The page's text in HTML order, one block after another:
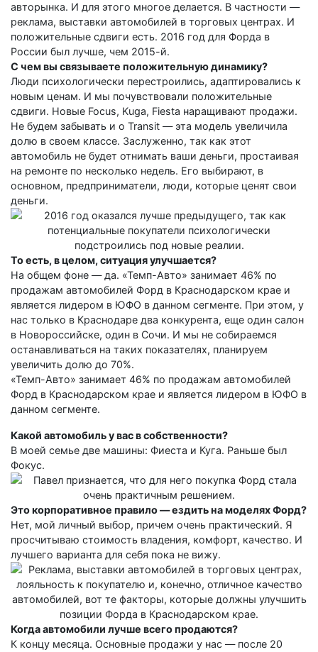
авторынка. И для этого многое делается. В частности —
реклама, выставки автомобилей в торговых центрах. И
положительные сдвиги есть. 2016 год для Форда в
России был лучше, чем 2015-й.
С чем вы связываете положительную динамику?
Люди психологически перестроились, адаптировались к
новым ценам. И мы почувствовали положительные
сдвиги. Новые Focus, Kuga, Fiesta наращивают продажи.
Не будем забывать и о Transit — эта модель увеличила
долю в своем классе. Заслуженно, так как этот
автомобиль не будет отнимать ваши деньги, простаивая
на ремонте по несколько недель. Его выбирают, в
основном, предприниматели, люди, которые ценят свои
деньги.
То есть, в целом, ситуация улучшается?
На общем фоне — да. «Темп-Авто» занимает 46% по
продажам автомобилей Форд в Краснодарском крае и
является лидером в ЮФО в данном сегменте. При этом, у
нас только в Краснодаре два конкурента, еще один салон
в Новороссийске, один в Сочи. И мы не собираемся
останавливаться на таких показателях, планируем
увеличить долю до 70%.
«Темп-Авто» занимает 46% по продажам автомобилей
Форд в Краснодарском крае и является лидером в ЮФО в
данном сегменте.
Какой автомобиль у вас в собственности?
В моей семье две машины: Фиеста и Куга. Раньше был
Фокус.
Это корпоративное правило — ездить на моделях Форд?
Нет, мой личный выбор, причем очень практический. Я
просчитываю стоимость владения, комфорт, качество. И
лучшего варианта для себя пока не вижу.
Когда автомобили лучше всего продаются?
К концу месяца. Основные продажи у нас — после 20